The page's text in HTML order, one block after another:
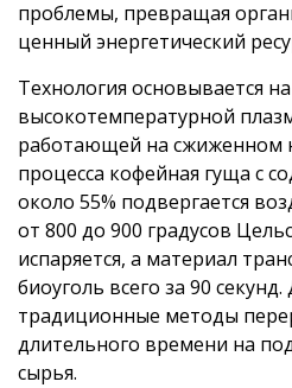
проблемы, превращая
ценный энергетический
Технология основывается
высокотемпературной
работающей на сжиженном
процесса кофейная гуща с
около 55% подвергается
от 800 до 900 градусов
испаряется, а материал
биоуголь всего за 90
традиционные методы
длительного времени на
сырья.